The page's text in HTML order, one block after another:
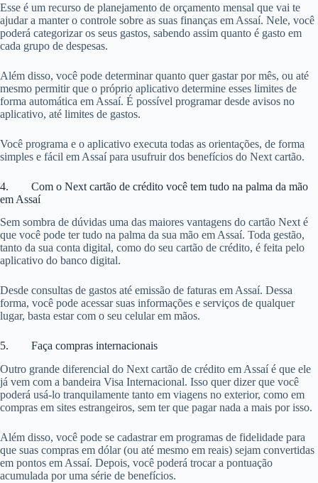
Esse é um recurso de planejamento de orçamento mensal que vai te
ajudar a manter o controle sobre as suas finanças em Assaí. Nele, você
poderá categorizar os seus gastos, sabendo assim quanto é gasto em
cada grupo de despesas.
Além disso, você pode determinar quanto quer gastar por mês, ou até
mesmo permitir que o próprio aplicativo determine esses limites de
forma automática em Assaí. É possível programar desde avisos no
aplicativo, até limites de gastos.
Você programa e o aplicativo executa todas as orientações, de forma
simples e fácil em Assaí para usufruir dos benefícios do Next cartão.
4. Com o Next cartão de crédito você tem tudo na palma da mão
em Assaí
Sem sombra de dúvidas uma das maiores vantagens do cartão Next é
que você pode ter tudo na palma da sua mão em Assaí. Toda gestão,
tanto da sua conta digital, como do seu cartão de crédito, é feita pelo
aplicativo do banco digital.
Desde consultas de gastos até emissão de faturas em Assaí. Dessa
forma, você pode acessar suas informações e serviços de qualquer
lugar, basta estar com o seu celular em mãos.
5. Faça compras internacionais
Outro grande diferencial do Next cartão de crédito em Assaí é que ele
já vem com a bandeira Visa Internacional. Isso quer dizer que você
poderá usá-lo tranquilamente tanto em viagens no exterior, como em
compras em sites estrangeiros, sem ter que pagar nada a mais por isso.
Além disso, você pode se cadastrar em programas de fidelidade para
que suas compras em dólar (ou até mesmo em reais) sejam convertidas
em pontos em Assaí. Depois, você poderá trocar a pontuação
acumulada por uma série de benefícios.